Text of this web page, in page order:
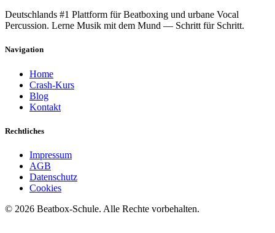
Deutschlands #1 Plattform für Beatboxing und urbane Vocal
Percussion. Lerne Musik mit dem Mund — Schritt für Schritt.
Navigation
Home
Crash-Kurs
Blog
Kontakt
Rechtliches
Impressum
AGB
Datenschutz
Cookies
© 2026 Beatbox-Schule. Alle Rechte vorbehalten.